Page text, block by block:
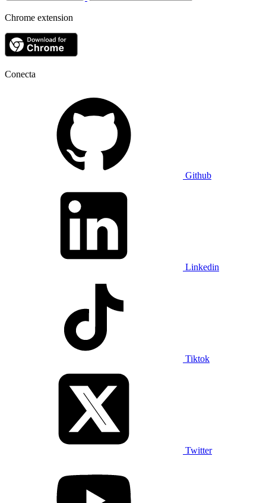
Chrome extension
Conecta
Github
Linkedin
Tiktok
Twitter